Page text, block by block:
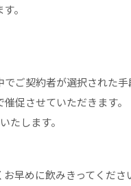
。
ご契約者が選択された手
促させていただきます。
たします。
早めに飲みきってくださ